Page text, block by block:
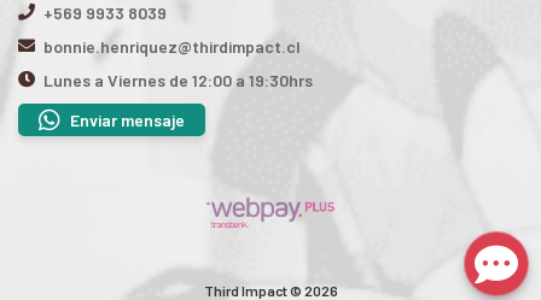
+569 9933 8039
bonnie.henriquez@thirdimpact.cl
Lunes a Viernes de 12:00 a 19:30hrs
Enviar mensaje
Third Impact © 2026